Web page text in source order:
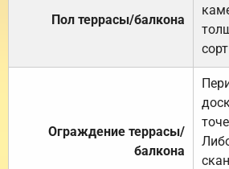
Пол террасы/балкона
Ограждение террасы/
балкона